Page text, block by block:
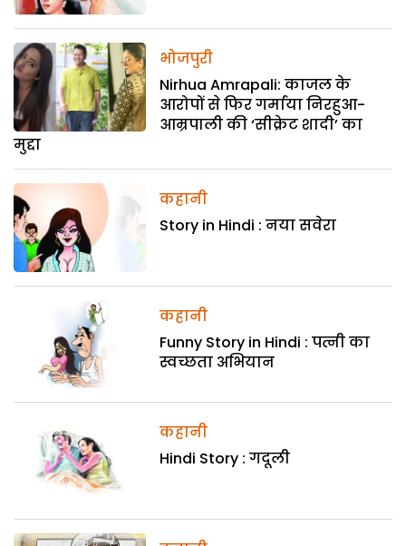
भोजपुरी
Nirhua Amrapali: काजल के
आरोपों से फिर गर्माया निरहुआ-
आम्रपाली की ‘सीक्रेट शादी’ का
मुद्दा
कहानी
Story in Hindi : नया सवेरा
कहानी
Funny Story in Hindi : पत्नी का
स्वच्छता अभियान
कहानी
Hindi Story : गदूली